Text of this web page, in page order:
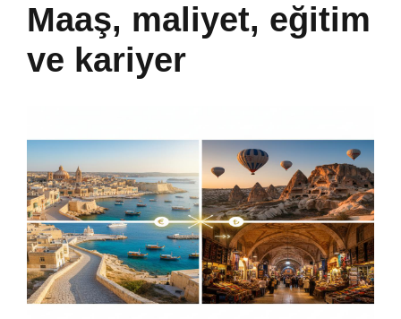
Maaş, maliyet, eğitim
ve kariyer